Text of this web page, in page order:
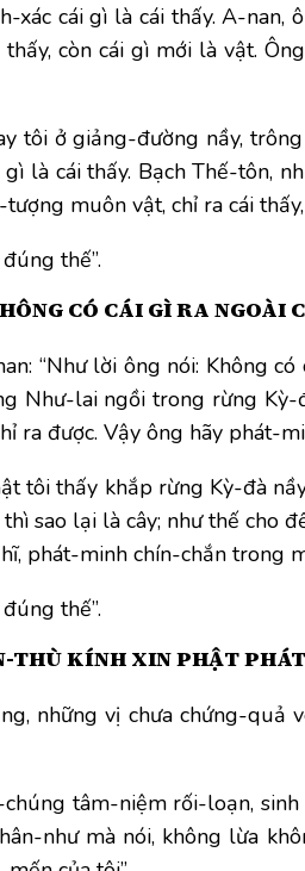
xác cái gì là cái thấy. A-
còn cái gì mới là vật.
tôi ở giảng-đường nầy,
gì là cái thấy. Bạch Thế-tôn,
muôn vật, chỉ ra cái
thế”.
CÓ CÁI GÌ RA NGOÀI
“Như lời ông nói: Không
Như-lai ngồi trong rừng
ra được. Vậy ông hãy phát-
tôi thấy khắp rừng Kỳ-đà
sao lại là cây; như thế cho
phát-minh chín-chắn trong
thế”.
THÙ KÍNH XIN PHẬT
những vị chưa chứng-
tâm-niệm rối-loạn,
như mà nói, không lừa